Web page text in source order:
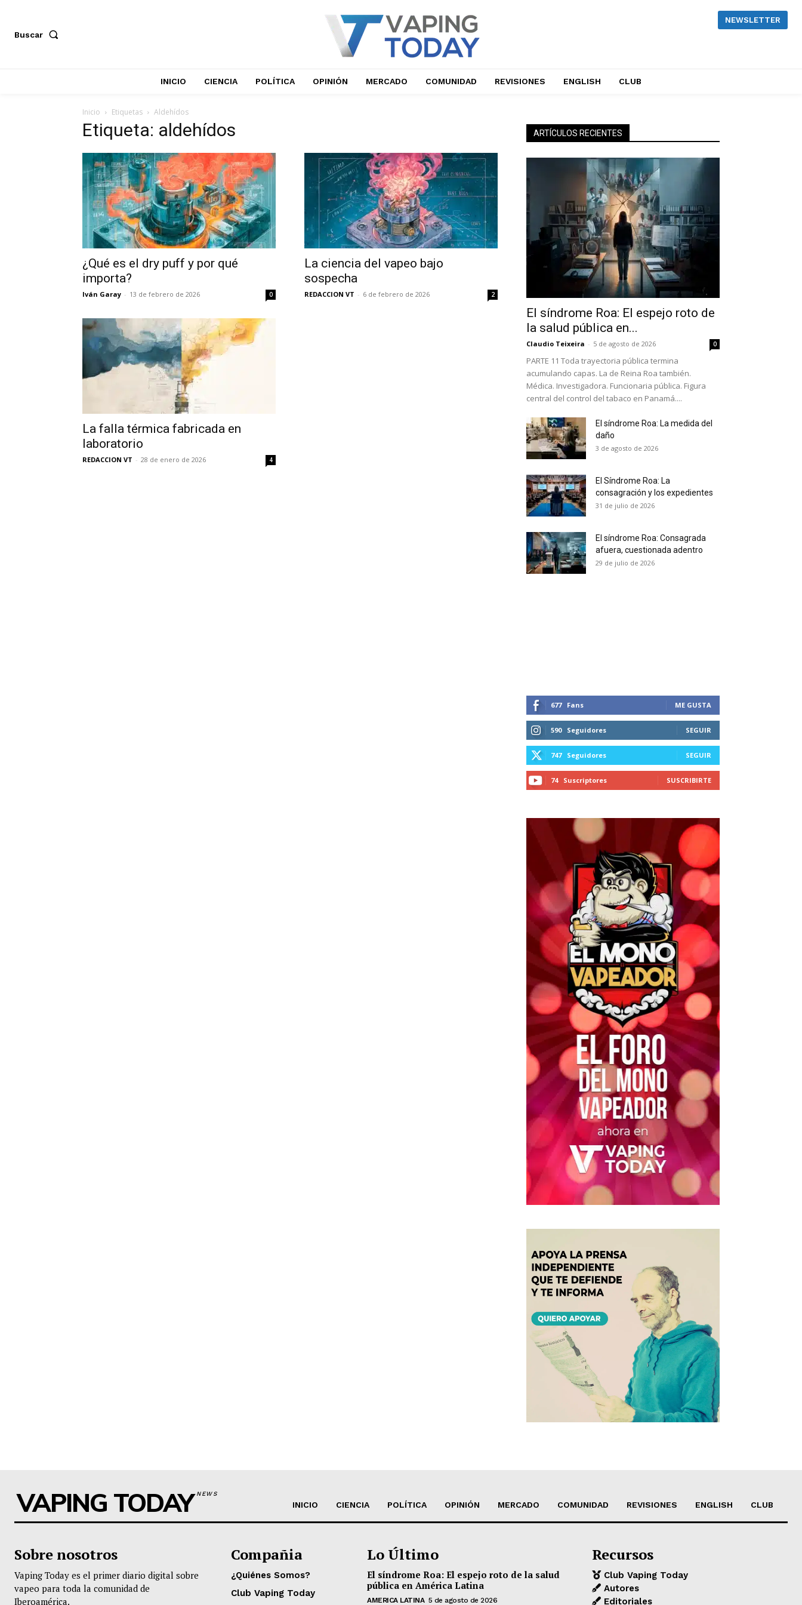
No te pierdas de las últimas
Suscríbete a nuestro boletín diario y recibe todas las
noticias del vapeo y la reducción de daños en tu correo
Subscribe to our daily clipping and receive all the news
of vaping and tobacco harm reduction in your email.
Buscar
NEWSLETTER
INICIO CIENCIA POLÍTICA OPINIÓN MERCADO COMUNIDAD REVISIONES ENGLISH CLUB
Inicio Etiquetas Aldehídos
Etiqueta: aldehídos
¿Qué es el dry puff y por qué
importa?
Iván Garay - 13 de febrero de 2026 0
La ciencia del vapeo bajo
sospecha
REDACCION VT - 6 de febrero de 2026 2
La falla térmica fabricada en
laboratorio
REDACCION VT - 28 de enero de 2026 4
ARTÍCULOS RECIENTES
El síndrome Roa: El espejo roto de
la salud pública en...
Claudio Teixeira - 5 de agosto de 2026 0
PARTE 11 Toda trayectoria pública termina
acumulando capas. La de Reina Roa también.
Médica. Investigadora. Funcionaria pública. Figura
central del control del tabaco en Panamá....
El síndrome Roa: La medida del
daño
3 de agosto de 2026
El Síndrome Roa: La
consagración y los expedientes
31 de julio de 2026
El síndrome Roa: Consagrada
afuera, cuestionada adentro
29 de julio de 2026
677 Fans ME GUSTA
590 Seguidores SEGUIR
747 Seguidores SEGUIR
74 Suscriptores SUSCRIBIRTE
VAPING TODAYNEWS
INICIO CIENCIA POLÍTICA OPINIÓN MERCADO COMUNIDAD REVISIONES ENGLISH CLUB
Sobre nosotros
Vaping Today es el primer diario digital sobre
vapeo para toda la comunidad de
Iberoamérica.
Compañia
¿Quiénes Somos?
Club Vaping Today
Lo Último
El síndrome Roa: El espejo roto de la salud
pública en América Latina
AMERICA LATINA 5 de agosto de 2026
Recursos
Club Vaping Today
Autores
Editoriales